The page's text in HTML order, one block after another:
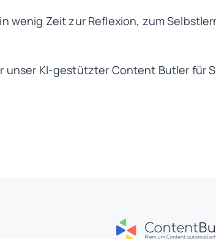
wenig Zeit zur Reflexion, zum
unser KI-gestützter Content Butler für